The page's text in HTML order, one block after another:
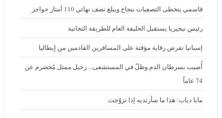
قاسمي يتخطى التصفيات بنجاح ويبلغ نصف نهائي 110 أمتار حواجز
رئيس نيجيريا يستقبل الخليفة العام للطريقة التجانية
إسبانيا تفرض رقابة مؤقتة على المسافرين القادمين من إيطاليا
عاماً
مايا دياب: هذا ما سأرتديه إذا تزوّجت